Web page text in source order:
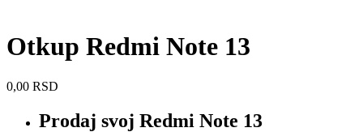
Otkup Redmi Note 13
0,00 RSD
Prodaj svoj Redmi Note 13